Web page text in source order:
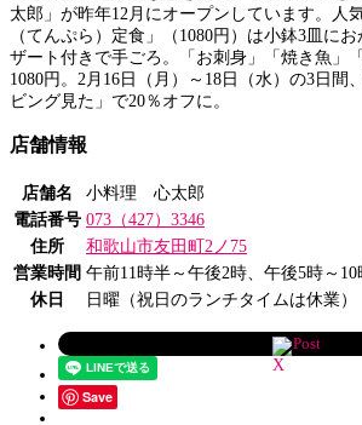
太郎」が昨年12月にオープンしています。人
（てんぷら）定食」（1080円）は小鉢3皿に
ザート付きで手ごろ。「お刺身」「焼き魚」
1080円。2月16日（月）～18日（水）の3日間
ビング見た」で20％オフに。
店舗情報
店舗名
小料理 心太郎
電話番号 073（427）3346
住所
和歌山市友田町2ノ75
営業時間 午前11時半～午後2時、午後5時～10
休日
日曜（祝日のランチタイムは休業）
Post
Save